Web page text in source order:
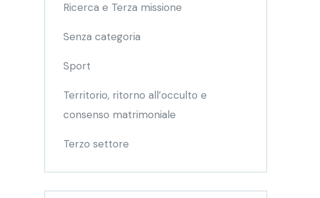
Ricerca e Terza missione
Senza categoria
Sport
Territorio, ritorno all’occulto e
consenso matrimoniale
Terzo settore